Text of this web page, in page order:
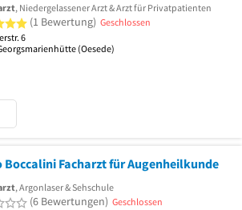
, Niedergelassener Arzt & Arzt für Privatpatienten
5 von 5 Sternen
(1 Bewertung) Geschlossen
6
(Oesede)
Boccalini Facharzt für Augenheilkunde
, Argonlaser & Sehschule
2 von 5 Sternen
(6 Bewertungen) Geschlossen